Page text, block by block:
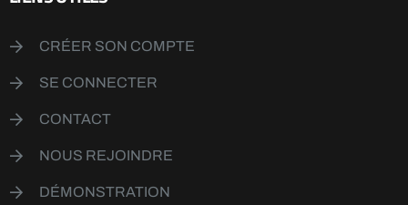
CRÉER SON COMPTE
SE CONNECTER
CONTACT
NOUS REJOINDRE
DÉMONSTRATION